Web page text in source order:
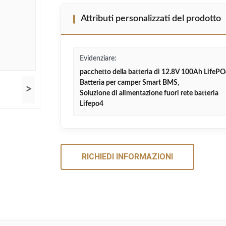
>
Attributi personalizzati del prodotto
Evidenziare:
pacchetto della batteria di 12.8V 100Ah
Batteria per camper Smart BMS,
Soluzione di alimentazione fuori rete batteria
Lifepo4
RICHIEDI INFORMAZIONI